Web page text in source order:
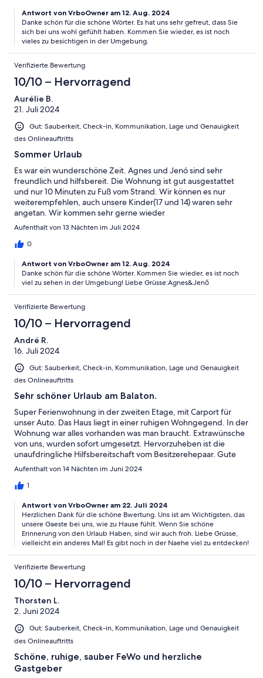
Antwort von VrboOwner am 12. Aug. 2024
Danke schön für die schöne Wörter. Es hat uns sehr gefreut, dass Sie
sich bei uns wohl gefühlt haben. Kommen Sie wieder, es ist noch
vieles zu besichtigen in der Umgebung.
Verifizierte Bewertung
10/10 – Hervorragend
Aurélie B.
21. Juli 2024
Gut: Sauberkeit, Check-in, Kommunikation, Lage und Genauigkeit
des Onlineauftritts
Sommer Urlaub
Es war ein wunderschöne Zeit. Agnes und Jenó sind sehr
freundlich und hilfsbereit. Die Wohnung ist gut ausgestattet
und nur 10 Minuten zu Fuß vom Strand. Wir können es nur
weiterempfehlen, auch unsere Kinder(17 und 14) waren sehr
angetan. Wir kommen sehr gerne wieder
Aufenthalt von 13 Nächten im Juli 2024
0
Antwort von VrboOwner am 12. Aug. 2024
Danke schön für die schöne Wörter. Kommen Sie wieder, es ist noch
viel zu sehen in der Umgebung! Liebe Grüsse:Agnes&Jenő
Verifizierte Bewertung
10/10 – Hervorragend
André R.
16. Juli 2024
Gut: Sauberkeit, Check-in, Kommunikation, Lage und Genauigkeit
des Onlineauftritts
Sehr schöner Urlaub am Balaton.
Super Ferienwohnung in der zweiten Etage, mit Carport für
unser Auto. Das Haus liegt in einer ruhigen Wohngegend. In der
Wohnung war alles vorhanden was man braucht. Extrawünsche
von uns, wurden sofort umgesetzt. Hervorzuheben ist die
unaufdringliche Hilfsbereitschaft vom Besitzerehepaar. Gute
Tipps zu Gaststätten, Radtouren und Wanderungen. Zum
Reiseplan erstellt. Besser geht es nicht! Ein sehr sauberer Strand
25 Metern.
Aufenthalt von 14 Nächten im Juni 2024
1
Antwort von VrboOwner am 22. Juli 2024
Herzlichen Dank für die schöne Bwertung. Uns ist am Wichtigsten, das
unsere Gaeste bei uns, wie zu Hause fühlt. Wenn Sie schöne
Erinnerung von den Urlaub Haben, sind wir auch froh. Liebe Grüsse,
vielleicht ein anderes Mal! Es gibt noch in der Naehe viel zu entdecken!
Verifizierte Bewertung
10/10 – Hervorragend
Thorsten L.
2. Juni 2024
Gut: Sauberkeit, Check-in, Kommunikation, Lage und Genauigkeit
des Onlineauftritts
Schöne, ruhige, sauber FeWo und herzliche
Gastgeber